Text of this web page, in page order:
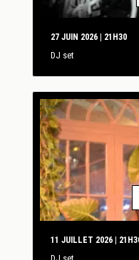
27 JUIN 2026 | 21H30
DJ set
11 JUILLET 2026 |